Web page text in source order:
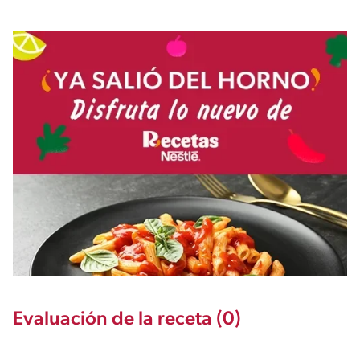
Evaluación de la receta (0)